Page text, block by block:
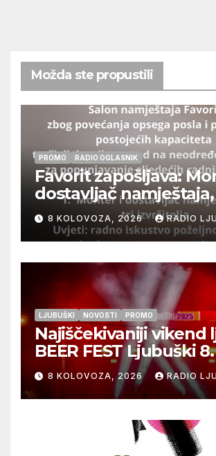
Možda ste propustili
PROMO RADIO OGLASNIK
Favorit zapošljava:
dostavljač
izvršitelja
8 KOLOVOZA, 2026 RADIO
LJUBUŠKI NOVOSTI PROMO
Najiščekivaniji vikend
BEER FEST Ljubuški
9.kolovoza
8 KOLOVOZA, 2026 RADIO